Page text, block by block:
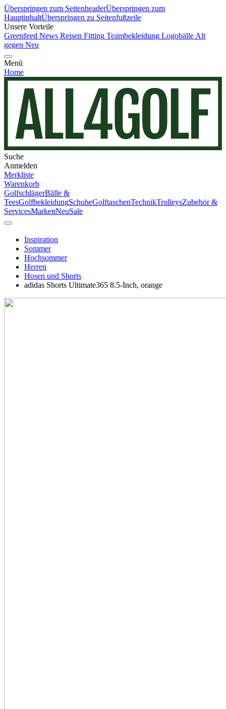
Überspringen zum SeitenheaderÜberspringen zum
HauptinhaltÜberspringen zu Seitenfußzeile
Unsere Vorteile
Greenfeed News Reisen Fitting Teambekleidung Logobälle Alt
gegen Neu
Menü
Home
Suche
Anmelden
Merkliste
Warenkorb
GolfschlägerBälle &
TeesGolfbekleidungSchuheGolftaschenTechnikTrolleysZubehör &
ServicesMarkenNeuSale
Inspiration
Sommer
Hochsommer
Herren
Hosen und Shorts
adidas Shorts Ultimate365 8.5-Inch, orange